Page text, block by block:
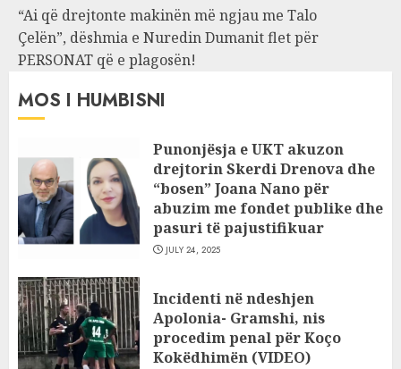
“Ai që drejtonte makinën më ngjau me Talo
Çelën”, dëshmia e Nuredin Dumanit flet për
PERSONAT që e plagosën!
MOS I HUMBISNI
Punonjësja e UKT akuzon
drejtorin Skerdi Drenova dhe
“bosen” Joana Nano për
abuzim me fondet publike dhe
pasuri të pajustifikuar
JULY 24, 2025
Incidenti në ndeshjen
Apolonia- Gramshi, nis
procedim penal për Koço
Kokëdhimën (VIDEO)